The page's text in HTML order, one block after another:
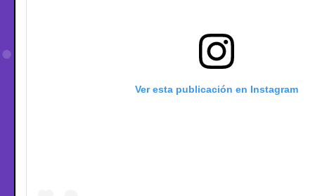
Ver esta publicación en Instagram